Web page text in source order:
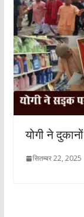
योगी ने
सितम्बर 22, 2025